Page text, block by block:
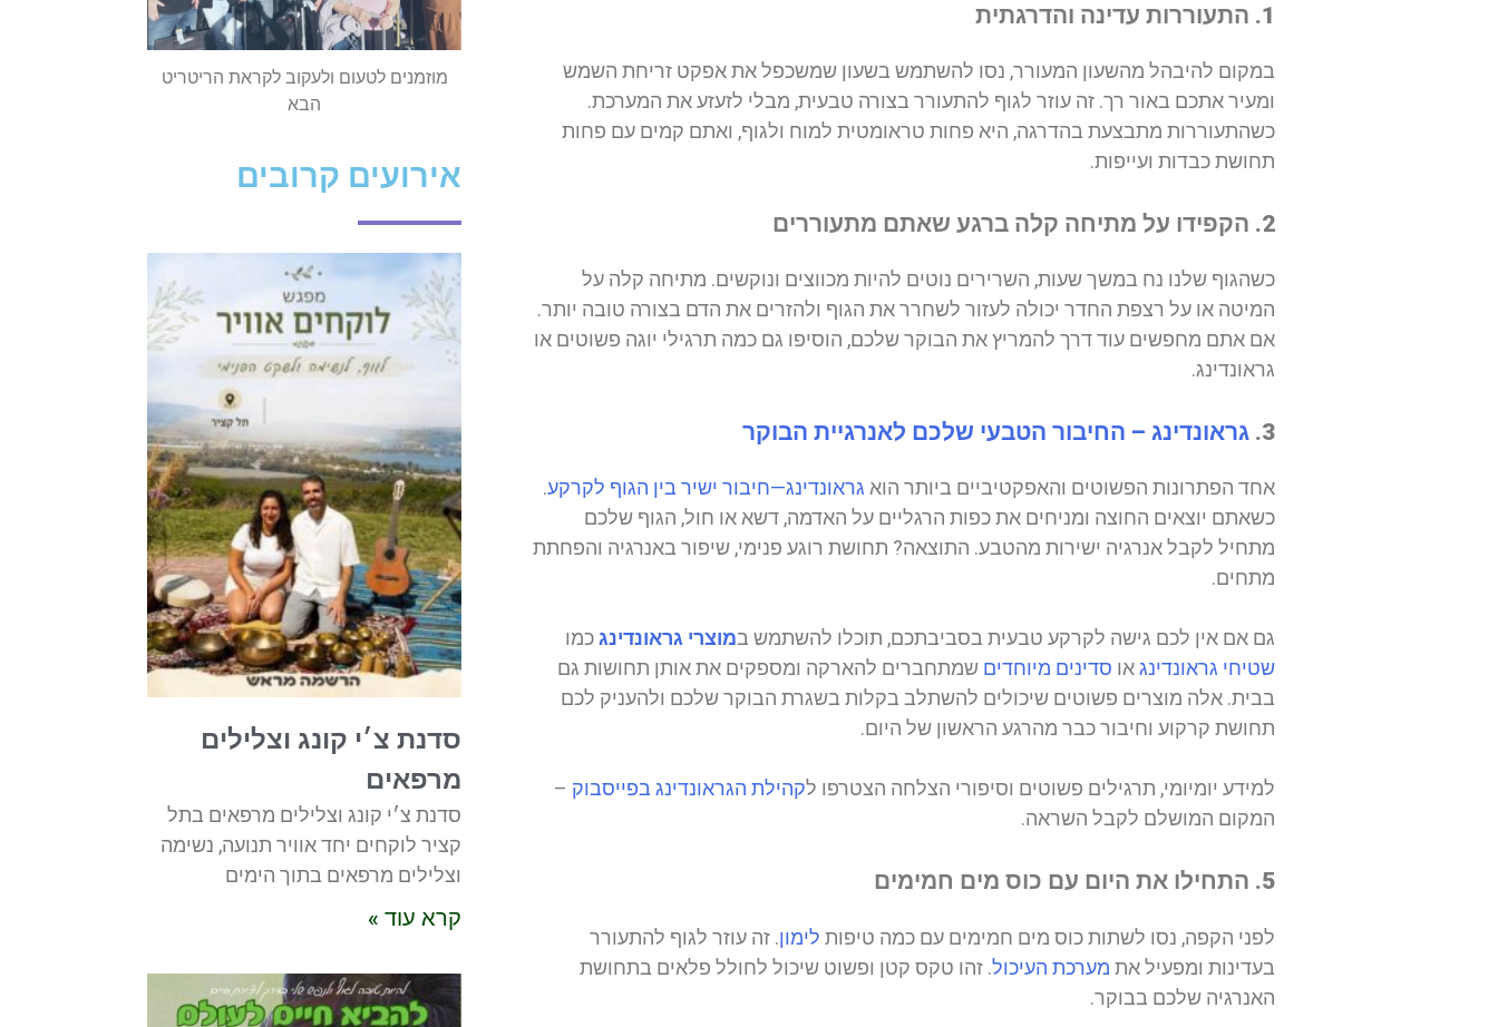
1. התעוררות עדינה והדרגתית
במקום להיבהל מהשעון המעורר, נסו להשתמש בשעון שמשכפל את אפקט זריחת השמש
ומעיר אתכם באור רך. זה עוזר לגוף להתעורר בצורה טבעית, מבלי לזעזע את המערכת.
כשהתעוררות מתבצעת בהדרגה, היא פחות טראומטית למוח ולגוף, ואתם קמים עם פחות
תחושת כבדות ועייפות.
2. הקפידו על מתיחה קלה ברגע שאתם מתעוררים
כשהגוף שלנו נח במשך שעות, השרירים נוטים להיות מכווצים ונוקשים. מתיחה קלה על
המיטה או על רצפת החדר יכולה לעזור לשחרר את הגוף ולהזרים את הדם בצורה טובה יותר.
אם אתם מחפשים עוד דרך להמריץ את הבוקר שלכם, הוסיפו גם כמה תרגילי יוגה פשוטים או
גראונדינג.
3. גראונדינג – החיבור הטבעי שלכם לאנרגיית הבוקר
אחד הפתרונות הפשוטים והאפקטיביים ביותר הוא גראונדינג—חיבור ישיר בין הגוף לקרקע.
כשאתם יוצאים החוצה ומניחים את כפות הרגליים על האדמה, דשא או חול, הגוף שלכם
מתחיל לקבל אנרגיה ישירות מהטבע. התוצאה? תחושת רוגע פנימי, שיפור באנרגיה והפחתת
מתחים.
גם אם אין לכם גישה לקרקע טבעית בסביבתכם, תוכלו להשתמש במוצרי גראונדינגכמו
שטיחי גראונדינגאו סדינים מיוחדים שמתחברים להארקה ומספקים את אותן תחושות גם
בבית. אלה מוצרים פשוטים שיכולים להשתלב בקלות בשגרת הבוקר שלכם ולהעניק לכם
תחושת קרקוע וחיבור כבר מהרגע הראשון של היום.
למידע יומיומי, תרגילים פשוטים וסיפורי הצלחה הצטרפו לקהילת הגראונדינג בפייסבוק –
המקום המושלם לקבל השראה.
5. התחילו את היום עם כוס מים חמימים
לפני הקפה, נסו לשתות כוס מים חמימים עם כמה טיפות לימון. זה עוזר לגוף להתעורר
בעדינות ומפעיל את מערכת העיכול. זהו טקס קטן ופשוט שיכול לחולל פלאים בתחושת
האנרגיה שלכם בבוקר.
מוזמנים לטעום ולעקוב לקראת הריטריט
הבא
אירועים קרובים
סדנת צ׳י קונג וצלילים
מרפאים
סדנת צ׳י קונג וצלילים מרפאים בתל
קציר לוקחים יחד אוויר תנועה, נשימה
וצלילים מרפאים בתוך הימים
קרא עוד »